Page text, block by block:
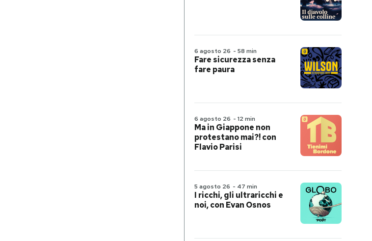
6 agosto 26 - 58 min
Fare sicurezza senza
fare paura
6 agosto 26 - 12 min
Ma in Giappone non
protestano mai?! con
Flavio Parisi
5 agosto 26 - 47 min
I ricchi, gli ultraricchi e
noi, con Evan Osnos